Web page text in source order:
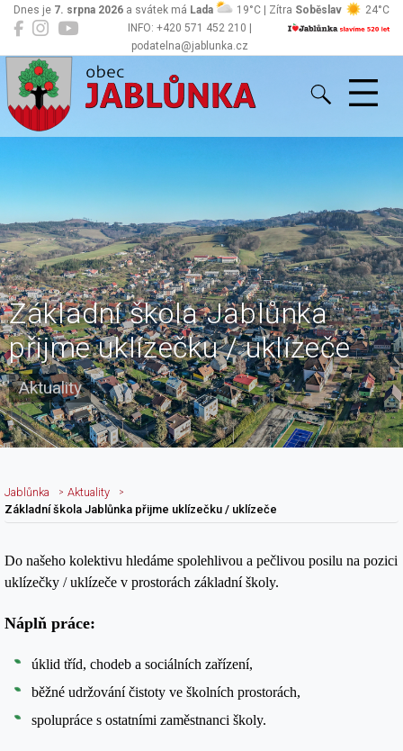
INFO: +420 571 452 210 |
podatelna@jablunka.cz
Dnes je 7. srpna 2026 a svátek má Lada 19°C | Zítra Soběslav 24°C
Jablůnka
Základní škola Jablůnka
přijme uklízečku / uklízeče
Aktuality
Jablůnka
Aktuality
Základní škola Jablůnka přijme uklízečku / uklízeče
Nadpis článku
Do našeho kolektivu hledáme spolehlivou a pečlivou posilu na pozici
uklízečky / uklízeče v prostorách základní školy.
Náplň práce:
úklid tříd, chodeb a sociálních zařízení,
běžné udržování čistoty ve školních prostorách,
spolupráce s ostatními zaměstnanci školy.